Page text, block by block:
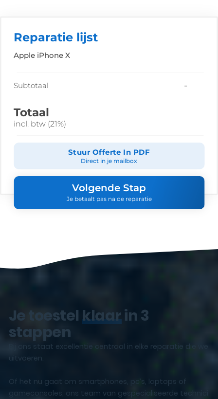
Reparatie lijst
Apple iPhone X
Subtotaal -
Totaal
incl. btw (21%)
Stuur Offerte In PDF
Direct in je mailbox
Volgende Stap
Je betaalt pas na de reparatie
Je toestelklaarin 3
stappen
Bij ons staat excellentie centraal in elke reparatie die we
uitvoeren.
Of het nu gaat om smartphones, pc’s, laptops of
gameconsoles, ons team van gespecialiseerde technici